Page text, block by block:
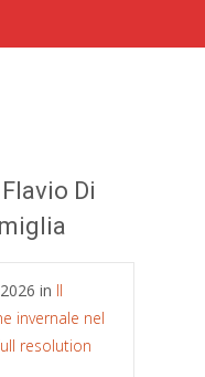
Di
in Il
invernale nel
resolution